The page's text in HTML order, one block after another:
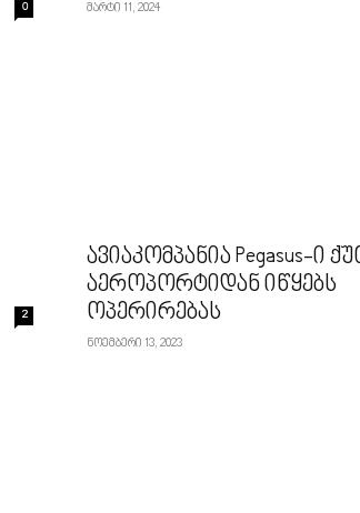
0 მარტი 11, 2024
2
ავიაკომპანია Pegasus-ი
აეროპორტიდან იწყებს
ოპერირებას
ნოემბერი 13, 2023